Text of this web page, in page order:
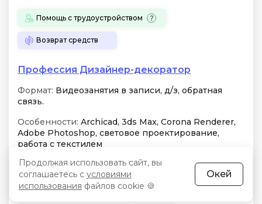
Помощь с трудоустройством
Возврат средств
Профессия Дизайнер-декоратор
Формат: Видеозанятия в записи, д/з, обратная
связь.
Особенности: Archicad, 3ds Max, Corona Renderer,
Adobe Photoshop, световое проектирование,
работа с текстилем
Занятий:3-5 часов в неделю
Бессрочный доступ
Продолжая использовать сайт, вы
соглашаетесь с условиями
использования файлов cookie 🍪
Окей